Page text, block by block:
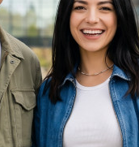
DRZWI OTWARTE